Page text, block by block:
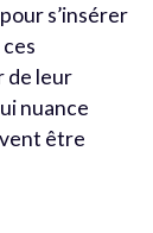
s’insérer
de leur
nuance
être